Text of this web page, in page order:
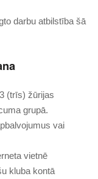
darbu atbilstība šā
(trīs) žūrijas
grupā.
vai
vietnē
kluba kontā